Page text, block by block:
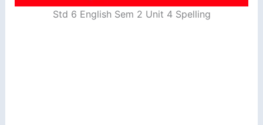
Std 6 English Sem 2 Unit 4 Spelling